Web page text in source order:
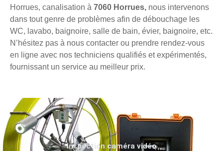
Horrues, canalisation à 7060 Horrues, nous intervenons
dans tout genre de problèmes afin de débouchage les
WC, lavabo, baignoire, salle de bain, évier, baignoire, etc.
N’hésitez pas à nous contacter ou prendre rendez-vous
en ligne avec nos techniciens qualifiés et expérimentés,
fournissant un service au meilleur prix.
Inspection caméra vidéo